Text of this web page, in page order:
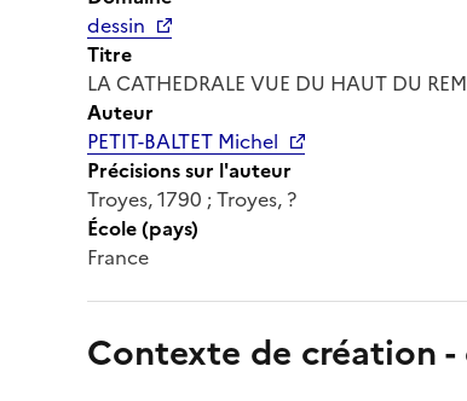
dessin
Titre
LA CATHEDRALE VUE DU HAUT DU
Auteur
PETIT-BALTET Michel
Précisions sur l'auteur
Troyes, 1790 ; Troyes, ?
École (pays)
France
Contexte de création